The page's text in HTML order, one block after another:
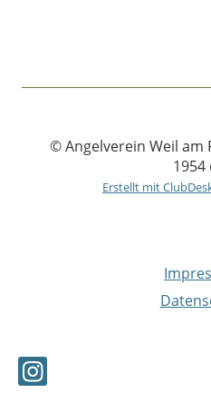
© Angelverein Weil am
1954
Erstellt mit